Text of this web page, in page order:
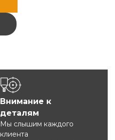
Внимание к
деталям
Мы слышим каждого
клиента